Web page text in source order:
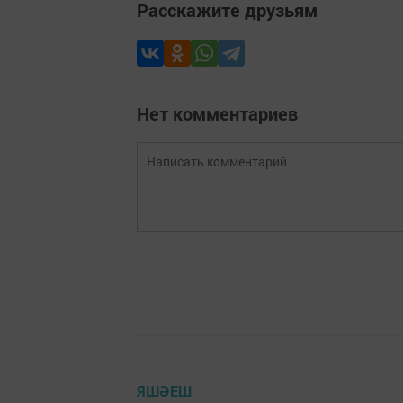
Расскажите друзьям
Нет комментариев
ЯШӘЕШ